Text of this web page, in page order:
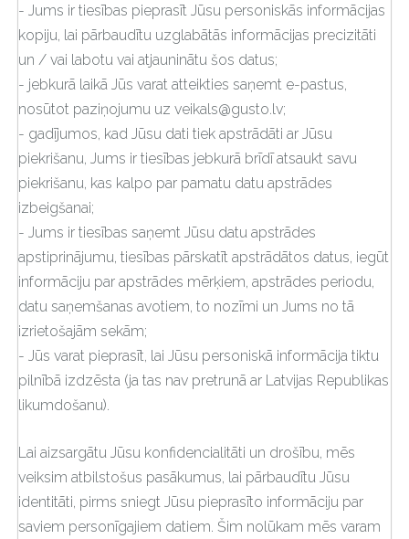
- Jums ir tiesības pieprasīt Jūsu personiskās informācijas
kopiju, lai pārbaudītu uzglabātās informācijas precizitāti
un / vai labotu vai atjauninātu šos datus;
- jebkurā laikā Jūs varat atteikties saņemt e-pastus,
nosūtot paziņojumu uz veikals@gusto.lv;
- gadījumos, kad Jūsu dati tiek apstrādāti ar Jūsu
piekrišanu, Jums ir tiesības jebkurā brīdī atsaukt savu
piekrišanu, kas kalpo par pamatu datu apstrādes
izbeigšanai;
- Jums ir tiesības saņemt Jūsu datu apstrādes
apstiprinājumu, tiesības pārskatīt apstrādātos datus, iegūt
informāciju par apstrādes mērķiem, apstrādes periodu,
datu saņemšanas avotiem, to nozīmi un Jums no tā
izrietošajām sekām;
- Jūs varat pieprasīt, lai Jūsu personiskā informācija tiktu
pilnībā izdzēsta (ja tas nav pretrunā ar Latvijas Republikas
likumdošanu).
Lai aizsargātu Jūsu konfidencialitāti un drošību, mēs
veiksim atbilstošus pasākumus, lai pārbaudītu Jūsu
identitāti, pirms sniegt Jūsu pieprasīto informāciju par
saviem personīgajiem datiem. Šim nolūkam mēs varam